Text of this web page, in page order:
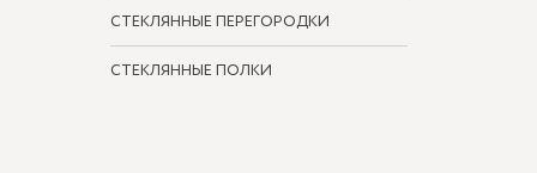
СТЕКЛЯННЫЕ ПЕРЕГОРОДКИ
СТЕКЛЯННЫЕ ПОЛКИ